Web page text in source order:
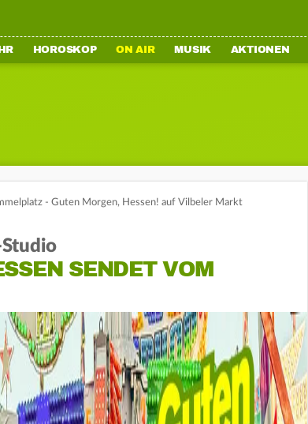
HOROSKOP ON AIR MUSIK AKTIONEN
- Guten Morgen, Hessen! auf Vilbeler Markt
SENDET VOM